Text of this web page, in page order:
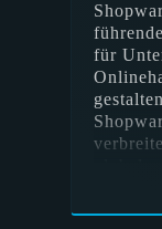
für